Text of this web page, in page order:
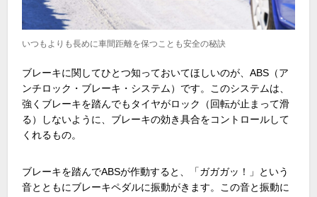
いつもよりも長めに車間距離を保つことも安全の秘訣
ブレーキに関してひとつ知っておいてほしいのが、ABS（ア
ンチロック・ブレーキ・システム）です。このシステムは、
強くブレーキを踏んでもタイヤがロック（回転が止まって滑
る）しないように、ブレーキの効き具合をコントロールして
くれるもの。
ブレーキを踏んでABSが作動すると、「ガガガッ！」という
音とともにブレーキペダルに振動がきます。この音と振動に